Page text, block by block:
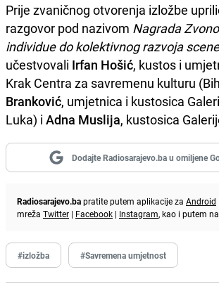
Prije zvaničnog otvorenja izložbe
razgovor pod nazivom Nagrada
individue do kolektivnog razvoja scene
učestvovali Irfan Hošić, kustos i
Krak Centra za savremenu kulturu
Branković, umjetnica i kustosica
Luka) i Adna Muslija, kustosica
Dodajte Radiosarajevo.ba u omiljene
Radiosarajevo.bapratite putem aplikacije za Android
mreža Twitter | Facebook | Instagram, kao i putem
#izložba #Savremena umjetnost